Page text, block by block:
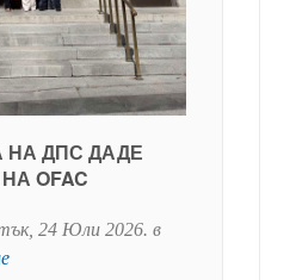
НА ДПС ДАДЕ
OFAC
24 Юли 2026. в